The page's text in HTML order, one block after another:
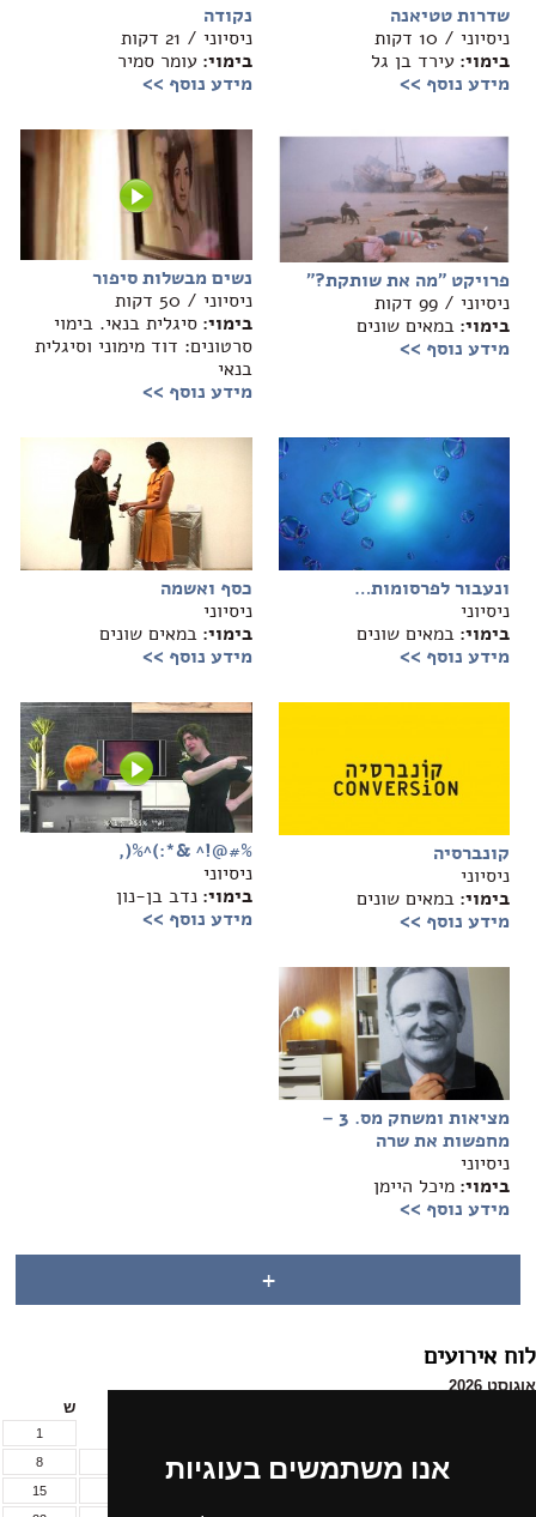
אנו משתמשים בעוגיות
שדרות טטיאנה
ניסיוני / 10 דקות
בימוי: עירד בן גל
מידע נוסף >>
נקודה
ניסיוני / 21 דקות
בימוי:עומר סמיר
מידע נוסף >>
פרויקט "מה את שותקת?"
ניסיוני / 99 דקות
בימוי: במאים שונים
מידע נוסף >>
נשים מבשלות סיפור
ניסיוני / 50 דקות
בימוי:סיגלית בנאי. בימוי
סרטונים: דוד מימוני וסיגלית
בנאי
מידע נוסף >>
ונעבור לפרסומות…
ניסיוני
בימוי: במאים שונים
מידע נוסף >>
כסף ואשמה
ניסיוני
בימוי:במאים שונים
מידע נוסף >>
קונברסיה
ניסיוני
בימוי: במאים שונים
מידע נוסף >>
%#@!^ &*:)^%(,
ניסיוני
בימוי:נדב בן-נון
מידע נוסף >>
מציאות ומשחק מס. 3 –
מחפשות את שרה
ניסיוני
בימוי: מיכל היימן
מידע נוסף >>
+
לוח אירועים
אוגוסט 2026
ש
1
3
4
5
6
8
15